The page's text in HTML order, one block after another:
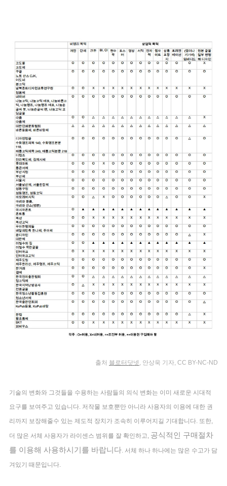
출처 블로터닷넷 , 안상욱 기자, CC BY-NC-ND
기술의 변화와 그것들을 수용하는 사람들의 의식 변화는 이미 새로운 시대적
요구를 보여주고 있습니다. 저작물 보호뿐만 아니라 사용자의 이용에 대한 권
리까지 보장해줄수 있는 제도적 장치가 조속히 이루어지길 기대합니다. 또한,
더 많은 서체 사용자가 라이센스 범위를 잘 확인하고, 공식적인 구매절차
를 이용해 사용하시기를 바랍니다. 서체 하나 하나에는 많은 수고가 담
겨있기 때문입니다.